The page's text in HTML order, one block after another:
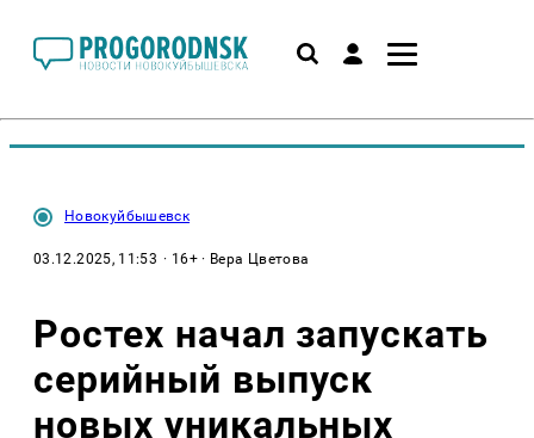
Новокуйбышевск
03.12.2025, 11:53 · 16+ · Вера Цветова
Ростех начал запускать
серийный выпуск
новых уникальных